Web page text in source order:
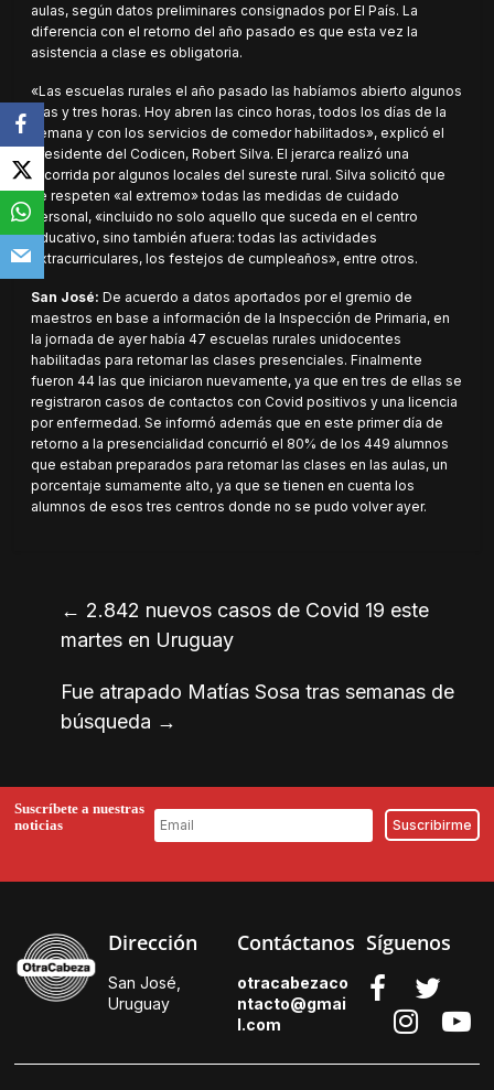
aulas, según datos preliminares consignados por El País. La
diferencia con el retorno del año pasado es que esta vez la
asistencia a clase es obligatoria.
«Las escuelas rurales el año pasado las habíamos abierto algunos
días y tres horas. Hoy abren las cinco horas, todos los días de la
semana y con los servicios de comedor habilitados», explicó el
presidente del Codicen, Robert Silva. El jerarca realizó una
recorrida por algunos locales del sureste rural. Silva solicitó que
se respeten «al extremo» todas las medidas de cuidado
personal, «incluido no solo aquello que suceda en el centro
educativo, sino también afuera: todas las actividades
extracurriculares, los festejos de cumpleaños», entre otros.
San José: De acuerdo a datos aportados por el gremio de
maestros en base a información de la Inspección de Primaria, en
la jornada de ayer había 47 escuelas rurales unidocentes
habilitadas para retomar las clases presenciales. Finalmente
fueron 44 las que iniciaron nuevamente, ya que en tres de ellas se
registraron casos de contactos con Covid positivos y una licencia
por enfermedad. Se informó además que en este primer día de
retorno a la presencialidad concurrió el 80% de los 449 alumnos
que estaban preparados para retomar las clases en las aulas, un
porcentaje sumamente alto, ya que se tienen en cuenta los
alumnos de esos tres centros donde no se pudo volver ayer.
← 2.842 nuevos casos de Covid 19 este
martes en Uruguay
Fue atrapado Matías Sosa tras semanas de
búsqueda →
Suscríbete a nuestras
noticias
Dirección
San José,
Uruguay
Contáctanos
otracabezaco
ntacto@gmai
l.com
Síguenos